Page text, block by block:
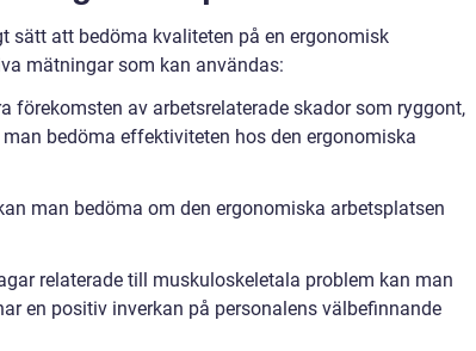
att bedöma kvaliteten på en ergonomisk
mätningar som kan användas:
förekomsten av arbetsrelaterade skador som ryggont,
bedöma effektiviteten hos den ergonomiska
man bedöma om den ergonomiska arbetsplatsen
relaterade till muskuloskeletala problem kan man
en positiv inverkan på personalens välbefinnande